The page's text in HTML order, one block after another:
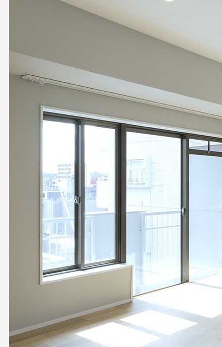
HOW TO USE
使い方
APARTMENT
アパートメント